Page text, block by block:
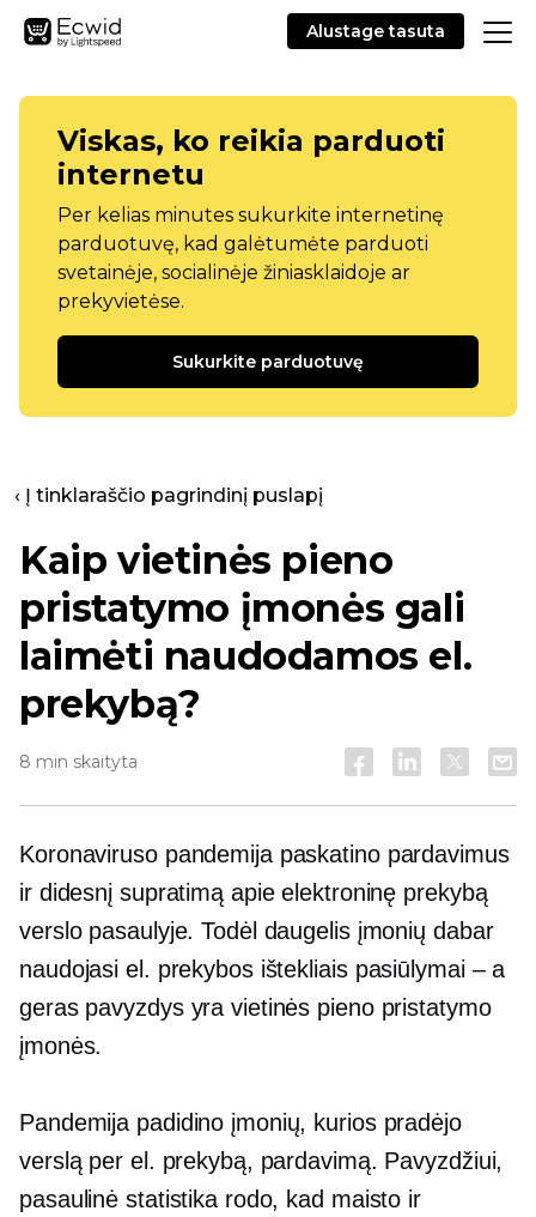
Alustage tasuta
Viskas, ko reikia parduoti
internetu
Per kelias minutes sukurkite internetinę
parduotuvę, kad galėtumėte parduoti
svetainėje, socialinėje žiniasklaidoje ar
prekyvietėse.
Sukurkite parduotuvę
‹ Į tinklaraščio pagrindinį puslapį
Kaip vietinės pieno
pristatymo įmonės gali
laimėti naudodamos el.
prekybą?
8 min skaityta
Koronaviruso pandemija paskatino pardavimus
ir didesnį supratimą apie elektroninę prekybą
verslo pasaulyje. Todėl daugelis įmonių dabar
naudojasi el. prekybos ištekliais pasiūlymai – a
geras pavyzdys yra vietinės pieno pristatymo
įmonės.
Pandemija padidino įmonių, kurios pradėjo
verslą per el. prekybą, pardavimą. Pavyzdžiui,
pasaulinė statistika rodo, kad maisto ir